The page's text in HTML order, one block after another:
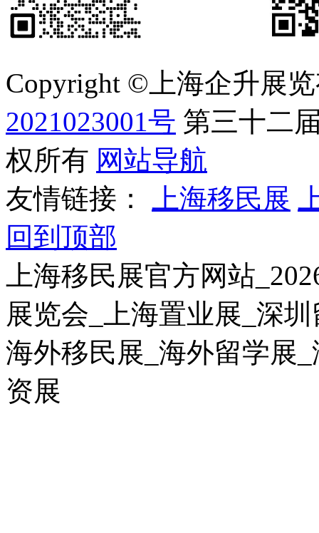
Copyright ©上海企升展
2021023001号 第三十二
权所有 网站导航
友情链接：
上海移民展
回到顶部
上海移民展官方网站
展览会_上海置业展_深
海外移民展_海外留学展
资展